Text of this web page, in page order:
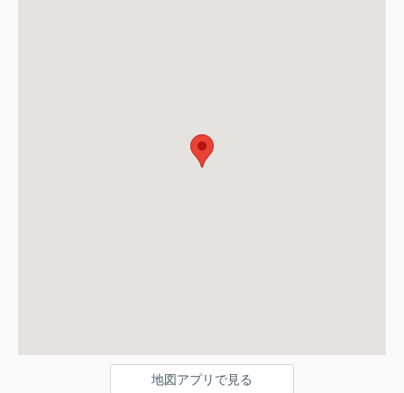
地図アプリで見る